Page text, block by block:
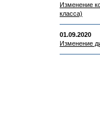
Изменение
класса)
01.09.2020
Изменение